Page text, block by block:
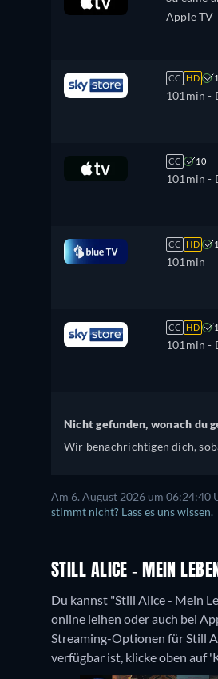
Apple TV
CC HD
101min -
CC 10
101min -
CC HD
101min
CC HD
101min -
Nicht gefunden, wonach du
Wir benachrichtigen dich,
Am 6. August 2026 um 06:24:40
stimmt nicht? Lass es uns wissen.
STILL ALICE - MEIN
Du kannst "Still Alice - Mein
online leihen oder auch bei
Streaming-Optionen für Still
verfügbar ist, klicke oben auf